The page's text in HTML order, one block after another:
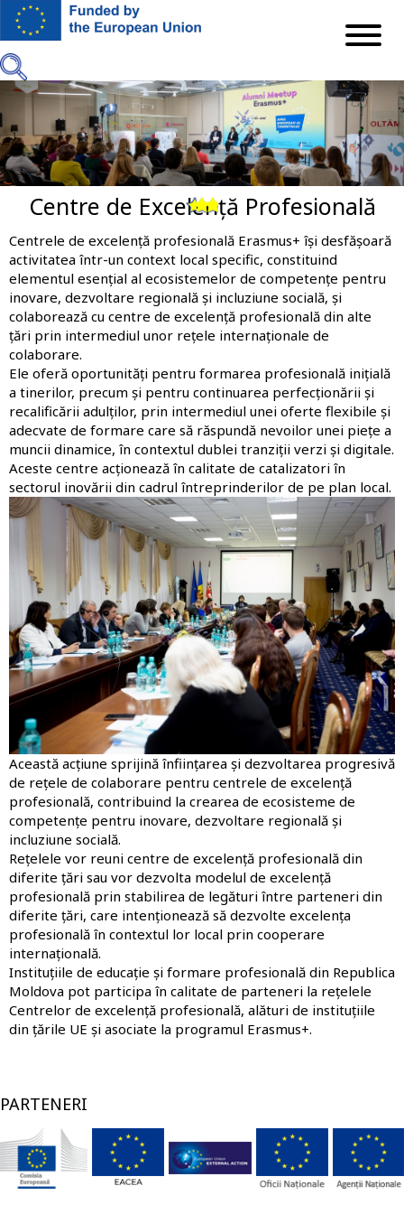
Mergi
principal
Previous
Centre de Excelență Profesională
Centrele de excelență profesională Erasmus+ își desfășoară
activitatea într-un context local specific, constituind
elementul esențial al ecosistemelor de competențe pentru
inovare, dezvoltare regională și incluziune socială, și
colaborează cu centre de excelență profesională din alte
țări prin intermediul unor rețele internaționale de
colaborare.
Ele oferă oportunități pentru formarea profesională inițială
a tinerilor, precum și pentru continuarea perfecționării și
recalificării adulților, prin intermediul unei oferte flexibile și
adecvate de formare care să răspundă nevoilor unei piețe a
muncii dinamice, în contextul dublei tranziții verzi și digitale.
Aceste centre acționează în calitate de catalizatori în
sectorul inovării din cadrul întreprinderilor de pe plan local.
Imagine
Această acțiune sprijină înființarea și dezvoltarea progresivă
de rețele de colaborare pentru centrele de excelență
profesională, contribuind la crearea de ecosisteme de
competențe pentru inovare, dezvoltare regională și
incluziune socială.
Rețelele vor reuni centre de excelență profesională din
diferite țări sau vor dezvolta modelul de excelență
profesională prin stabilirea de legături între parteneri din
diferite țări, care intenționează să dezvolte excelența
profesională în contextul lor local prin cooperare
internațională.
Instituțiile de educație și formare profesională din Republica
Moldova pot participa în calitate de parteneri la rețelele
Centrelor de excelență profesională, alături de instituțiile
din țările UE și asociate la programul Erasmus+.
PARTENERI